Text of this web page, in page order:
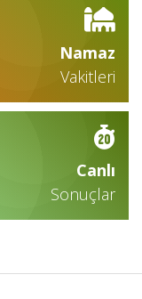
Namaz
Vakitleri
Canlı
Sonuçlar